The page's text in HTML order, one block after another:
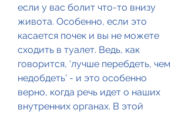
если у вас болит что-то внизу
живота. Особенно, если это
касается почек и вы не можете
сходить в туалет. Ведь, как
говорится, 'лучше перебдеть, чем
недобдеть' - и это особенно
верно, когда речь идет о наших
внутренних органах. В этой